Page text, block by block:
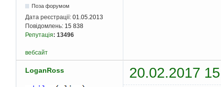
Поза форумом
Дата реєстрації: 01.05.2013
Повідомлень: 15 838
Репутація: 13496
вебсайт
LoganRoss 20.02.2017